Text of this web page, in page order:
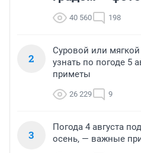
40 560 198
2
Суровой или
узнать по погоде 5
приметы
26 229 9
3
Погода 4 августа
осень, — важные